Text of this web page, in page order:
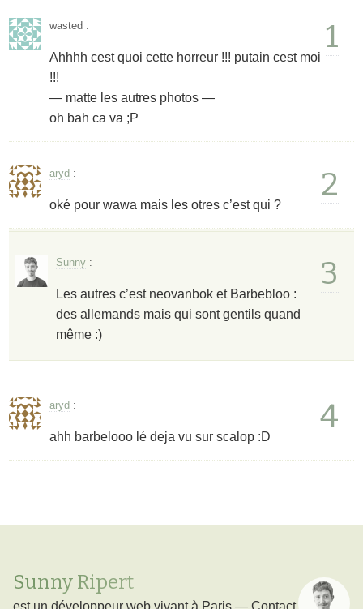
1
wasted :
Ahhhh cest quoi cette horreur !!! putain cest moi
!!!
— matte les autres photos —
oh bah ca va ;P
2
aryd :
oké pour wawa mais les otres c’est qui ?
3
Sunny :
Les autres c’est neovanbok et Barbebloo :
des allemands mais qui sont gentils quand
même :)
4
aryd :
ahh barbelooo lé deja vu sur scalop :D
Sunny Ripert
est un développeur web vivant à Paris — Contact